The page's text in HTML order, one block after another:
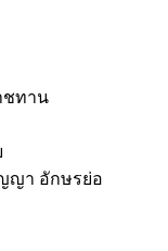
ชทาน
ญา อักษรย่อ